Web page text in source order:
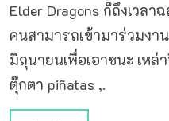
Elder Dragons ก็ถึงเวล
คนสามารถเข้ามาร่วมง
มิถุนายนเพื่อเอาชนะ เห
ตุ๊กตา piñatas ,.